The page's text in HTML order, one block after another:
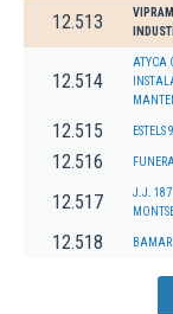
12.513
12.514
ATYCA
12.515 ESTELS
12.516
12.517
J.J. 187
12.518 BAMAR